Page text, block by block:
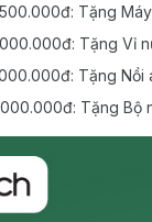
Tặng
Tặng Vỉ
Tặng Nồi
Tặng Bộ